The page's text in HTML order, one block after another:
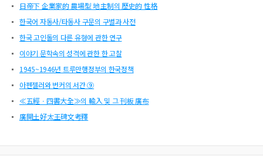
日帝下 企業家的 農場型 地主制의 歷史的 性格
한국어 자동사/타동사 구문의 구별과 사전
한국 고인돌의 다른 유형에 관한 연구
이야기 문학속의 성격에 관한 한 고찰
1945~1946년 트루만행정부의 한국정책
아펜젤러와 번커의 서간 ⑨
≪五經ㆍ四書大全≫의 輸入 및 그 刊板 廣布
廣開土好太王碑文考釋